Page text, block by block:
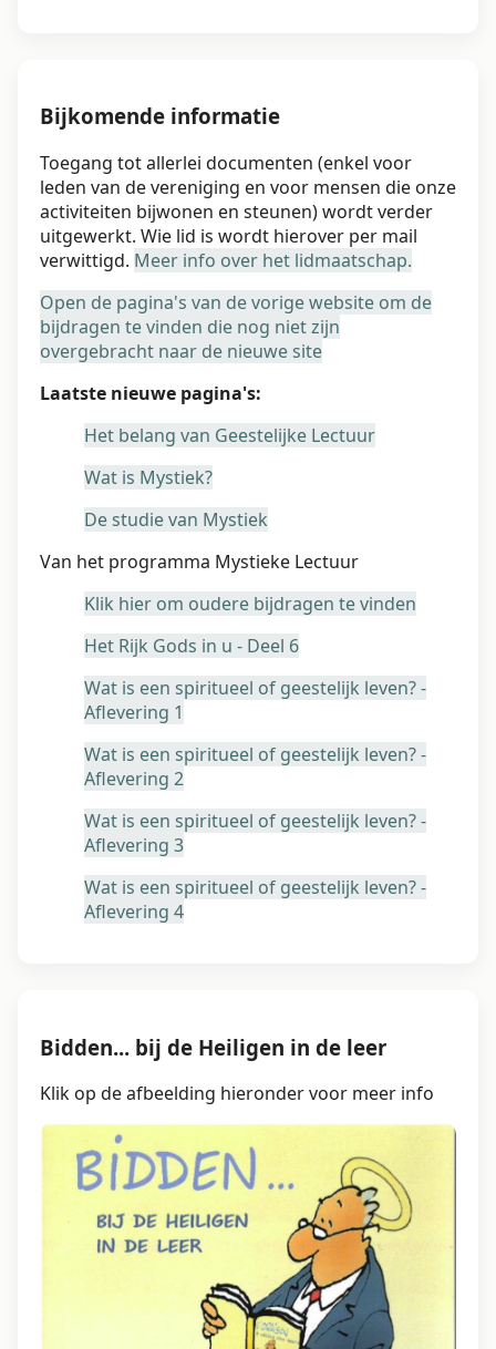
Bijkomende informatie
Toegang tot allerlei documenten (enkel voor
leden van de vereniging en voor mensen die onze
activiteiten bijwonen en steunen) wordt verder
uitgewerkt. Wie lid is wordt hierover per mail
verwittigd. Meer info over het lidmaatschap.
Open de pagina's van de vorige website om de
bijdragen te vinden die nog niet zijn
overgebracht naar de nieuwe site
Laatste nieuwe pagina's:
Het belang van Geestelijke Lectuur
Wat is Mystiek?
De studie van Mystiek
Van het programma Mystieke Lectuur
Klik hier om oudere bijdragen te vinden
Het Rijk Gods in u - Deel 6
Wat is een spiritueel of geestelijk leven? -
Aflevering 1
Wat is een spiritueel of geestelijk leven? -
Aflevering 2
Wat is een spiritueel of geestelijk leven? -
Aflevering 3
Wat is een spiritueel of geestelijk leven? -
Aflevering 4
Bidden... bij de Heiligen in de leer
Klik op de afbeelding hieronder voor meer info